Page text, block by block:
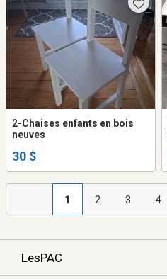
2-Chaises enfants en bois
neuves
30 $
1 2 3 4
LesPAC